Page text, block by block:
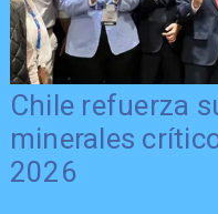
Chile refuerza
minerales
2026